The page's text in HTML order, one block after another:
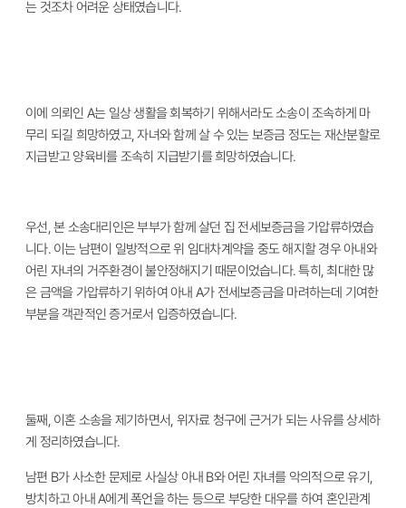
는 것조차 어려운 상태였습니다.
이에 의뢰인 A는 일상 생활을 회복하기 위해서라도 소송이 조속하게 마
무리 되길 희망하였고,자녀와 함께 살 수 있는 보증금 정도는 재산분할로
지급받고 양육비를 조속히 지급받기를 희망하였습니다.
우선,본 소송대리인은 부부가 함께 살던 집 전세보증금을 가압류하였습
니다. 이는 남편이 일방적으로 위 임대차계약을 중도 해지할 경우 아내와
어린 자녀의 거주환경이 불안정해지기 때문이었습니다.특히,최대한 많
은 금액을 가압류하기 위하여 아내 A가 전세보증금을 마려하는데 기여한
부분을 객관적인 증거로서 입증하였습니다.
둘째, 이혼 소송을 제기하면서, 위자료 청구에 근거가 되는 사유를 상세하
게 정리하였습니다.
남편 B가 사소한 문제로 사실상 아내 B와 어린 자녀를 악의적으로 유기,
방치하고 아내A에게 폭언을 하는 등으로 부당한 대우를 하여 혼인관계